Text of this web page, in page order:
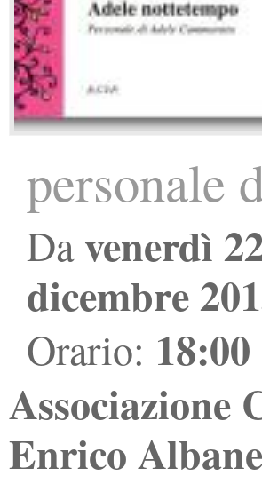
personale
Davenerdì
dicembre
Orario: 18:00
Associazione
Enrico